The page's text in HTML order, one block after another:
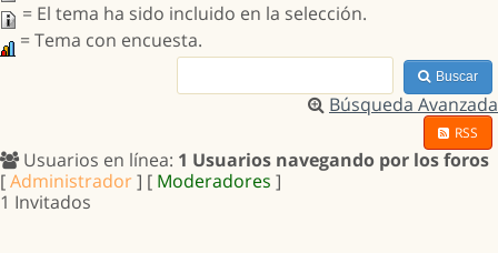
= El tema ha sido incluido en la selección.
= Tema con encuesta.
Buscar
Búsqueda Avanzada
RSS
Usuarios en línea: 1 Usuarios navegando por los foros
[Administrador] [ Moderadores ]
1 Invitados